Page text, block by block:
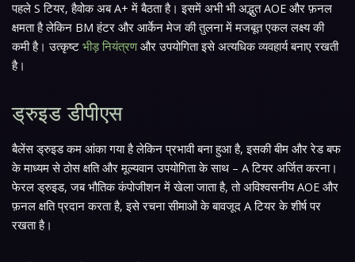
पहले S टियर, हैवोक अब A+ में बैठता है। इसमें अभी भी अद्भुत AOE और फ़नल
क्षमता है लेकिन BM हंटर और आर्केन मेज की तुलना में मजबूत एकल लक्ष्य की
कमी है। उत्कृष्ट भीड़ नियंत्रणऔर उपयोगिता इसे अत्यधिक व्यवहार्य बनाए रखती
है।
ड्रुइड डीपीएस
बैलेंस ड्रुइड कम आंका गया है लेकिन प्रभावी बना हुआ है, इसकी बीम और रेड बफ
के माध्यम से ठोस क्षति और मूल्यवान उपयोगिता के साथ – A टियर अर्जित करना।
फेरल ड्रुइड, जब भौतिक कंपोजीशन में खेला जाता है, तो अविश्वसनीय AOE और
फ़नल क्षति प्रदान करता है, इसे रचना सीमाओं के बावजूद A टियर के शीर्ष पर
रखता है।